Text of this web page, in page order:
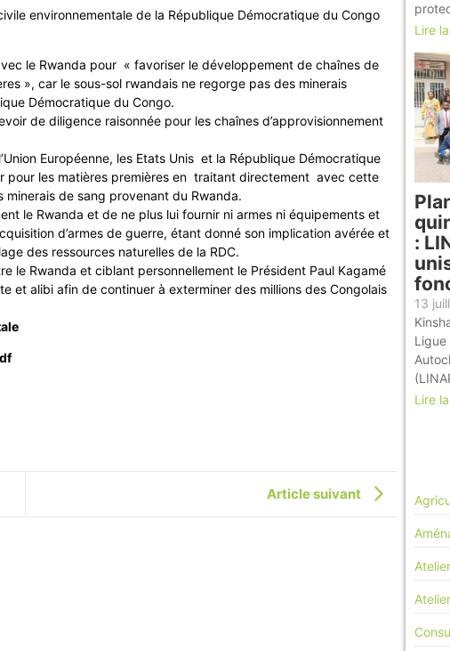
environnementale de la République Démocratique du Congo
le Rwanda pour « favoriser le développement de chaînes de
», car le sous-sol rwandais ne regorge pas des minerais
Démocratique du Congo.
de diligence raisonnée pour les chaînes d’approvisionnement
Européenne, les Etats Unis et la République Démocratique
pour les matières premières en traitant directement avec cette
de sang provenant du Rwanda.
le Rwanda et de ne plus lui fournir ni armes ni équipements et
d’armes de guerre, étant donné son implication avérée et
des ressources naturelles de la RDC.
le Rwanda et ciblant personnellement le Président Paul Kagamé
et alibi afin de continuer à exterminer des millions des Congolais
Article suivant
Lire
:
13
Ligue
Lire
Atelier